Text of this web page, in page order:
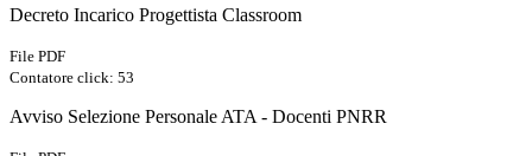
Decreto Incarico Progettista Classroom
File PDF
Contatore click: 53
Avviso Selezione Personale ATA - Docenti PNRR